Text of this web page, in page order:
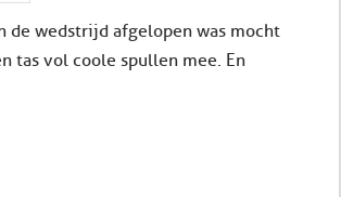
de wedstrijd afgelopen was mocht
tas vol coole spullen mee. En